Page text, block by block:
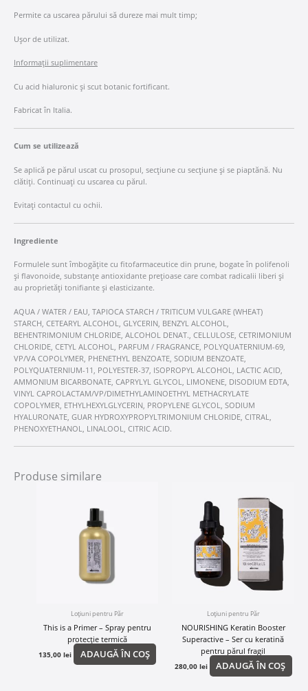
Permite ca uscarea părului să dureze mai mult timp;
Ușor de utilizat.
Informații suplimentare
Cu acid hialuronic și scut botanic fortificant.
Fabricat în Italia.
Cum se utilizează
Se aplică pe părul uscat cu prosopul, secțiune cu secțiune și se piaptănă. Nu
clătiți. Continuați cu uscarea cu părul.
Evitați contactul cu ochii.
Ingrediente
Formulele sunt îmbogățite cu fitofarmaceutice din prune, bogate în polifenoli
și flavonoide, substanțe antioxidante prețioase care combat radicalii liberi și
au proprietăți tonifiante și elasticizante.
AQUA / WATER / EAU, TAPIOCA STARCH / TRITICUM VULGARE (WHEAT)
STARCH, CETEARYL ALCOHOL, GLYCERIN, BENZYL ALCOHOL,
BEHENTRIMONIUM CHLORIDE, ALCOHOL DENAT., CELLULOSE, CETRIMONIUM
CHLORIDE, CETYL ALCOHOL, PARFUM / FRAGRANCE, POLYQUATERNIUM-69,
VP/VA COPOLYMER, PHENETHYL BENZOATE, SODIUM BENZOATE,
POLYQUATERNIUM-11, POLYESTER-37, ISOPROPYL ALCOHOL, LACTIC ACID,
AMMONIUM BICARBONATE, CAPRYLYL GLYCOL, LIMONENE, DISODIUM EDTA,
VINYL CAPROLACTAM/VP/DIMETHYLAMINOETHYL METHACRYLATE
COPOLYMER, ETHYLHEXYLGLYCERIN, PROPYLENE GLYCOL, SODIUM
HYALURONATE, GUAR HYDROXYPROPYLTRIMONIUM CHLORIDE, CITRAL,
PHENOXYETHANOL, LINALOOL, CITRIC ACID.
Produse similare
Loțiuni pentru Păr
This is a Primer – Spray pentru
protecție termică
135,00lei ADAUGĂ ÎN COȘ
Loțiuni pentru Păr
NOURISHING Keratin Booster
Superactive – Ser cu keratină
pentru părul fragil
280,00 lei ADAUGĂ ÎN COȘ